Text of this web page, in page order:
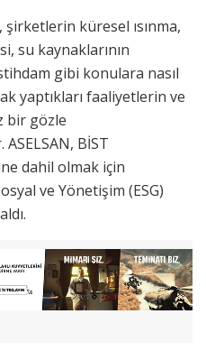
küresel ısınma,
su kaynaklarının
gibi konulara nasıl
yaptıkları faaliyetlerin ve
bir gözle
BİST
dahil olmak için
ve Yönetişim (ESG)